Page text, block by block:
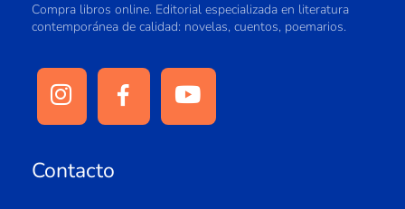
Compra libros online. Editorial especializada en literatura
contemporánea de calidad: novelas, cuentos, poemarios.
Contacto